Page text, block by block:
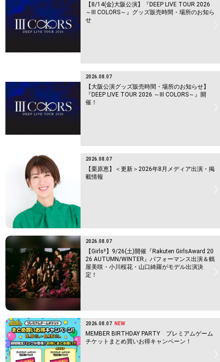
【8/14(金)大阪公演】『DEEP LIVE TOUR 2026
～Ⅲ COLORS～』グッズ販売時間・場所のお知ら
せ
2026.08.07
【大阪公演グッズ販売時間・場所のお知らせ】
『DEEP LIVE TOUR 2026 ～Ⅲ COLORS～』開
催！
2026.08.07
【栗原恵】＜更新＞2026年8月メディア出演・掲
載情報
2026.08.07
【Girls²】9/26(土)開催『Rakuten GirlsAward 20
26 AUTUMN/WINTER』パフォーマンス出演＆鶴
屋美咲・小川桜花・山口綺羅がモデル出演決
定！
2026.08.07 NEW
MEMBER BIRTHDAY PARTY プレミアムゲーム
チケットまとめ買いお得キャンペーン！